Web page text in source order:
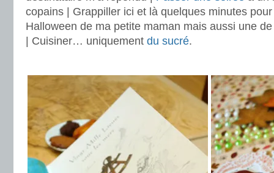
copains | Grappiller ici et là quelques minutes
Halloween de ma petite maman mais aussi une
| Cuisiner… uniquement du sucré.